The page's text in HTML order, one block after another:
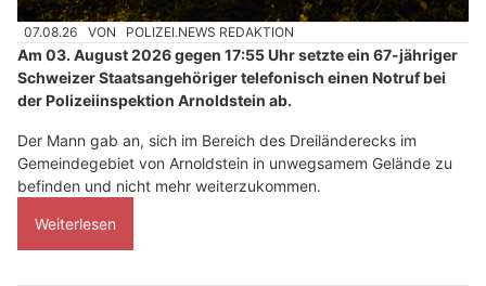
07.08.26 VON POLIZEI.NEWS REDAKTION
Am 03. August 2026 gegen 17:55 Uhr setzte ein 67-jähriger
Schweizer Staatsangehöriger telefonisch einen Notruf bei
der Polizeiinspektion Arnoldstein ab.
Der Mann gab an, sich im Bereich des Dreiländerecks im
Gemeindegebiet von Arnoldstein in unwegsamem Gelände zu
befinden und nicht mehr weiterzukommen.
Weiterlesen